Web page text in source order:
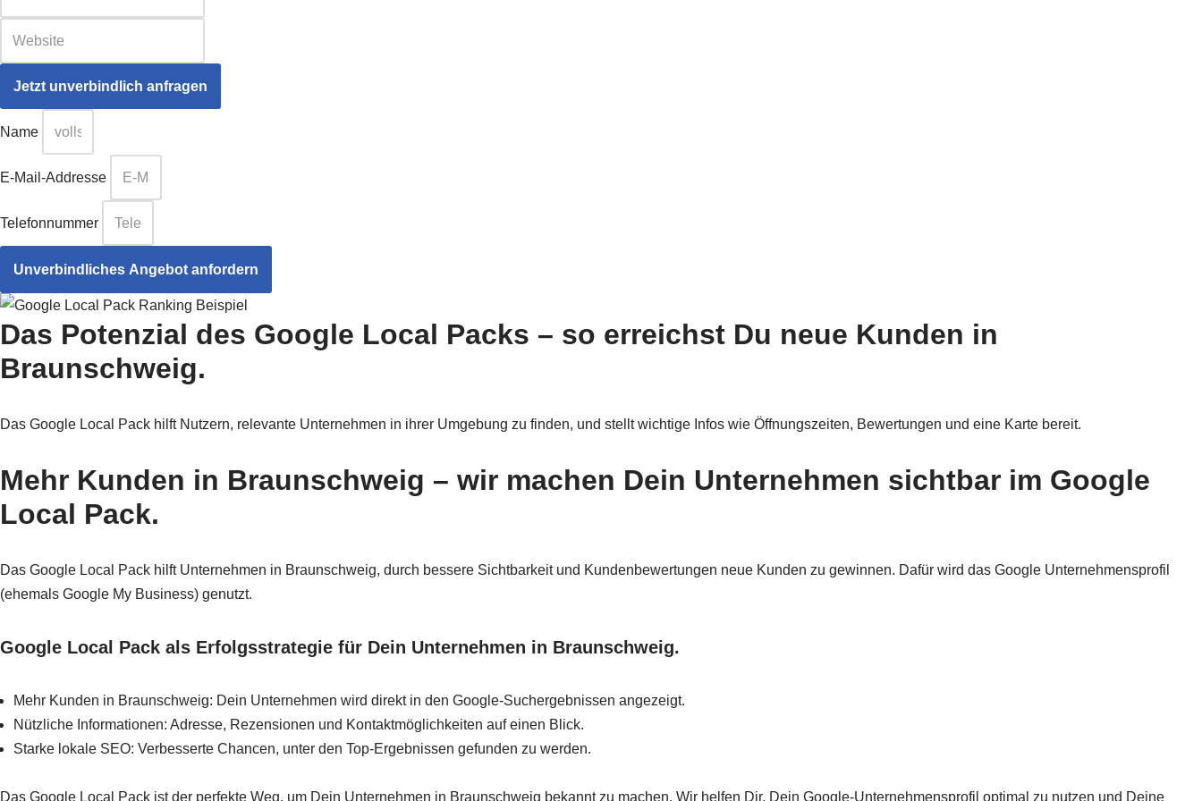
Name
E-Mail-Addresse
Telefonnummer
Unverbindliches Angebot anfordern
Das Potenzial des Google Local Packs – so erreichst Du neue Kunden in
Braunschweig.
Das Google Local Pack hilft Nutzern, relevante Unternehmen in ihrer Umgebung zu finden, und stellt wichtige Infos wie Öffnungszeiten, Bewertungen und eine Karte bereit.
Mehr Kunden in Braunschweig – wir machen Dein Unternehmen sichtbar im Google
Local Pack.
Das Google Local Pack hilft Unternehmen in Braunschweig, durch bessere Sichtbarkeit und Kundenbewertungen neue Kunden zu gewinnen. Dafür wird das Google Unternehmensprofil
(ehemals Google My Business) genutzt.
Google Local Pack als Erfolgsstrategie für Dein Unternehmen in Braunschweig.
Mehr Kunden in Braunschweig: Dein Unternehmen wird direkt in den Google-Suchergebnissen angezeigt.
Nützliche Informationen: Adresse, Rezensionen und Kontaktmöglichkeiten auf einen Blick.
Starke lokale SEO: Verbesserte Chancen, unter den Top-Ergebnissen gefunden zu werden.
Das Google Local Pack ist der perfekte Weg, um Dein Unternehmen in Braunschweig bekannt zu machen. Wir helfen Dir, Dein Google-Unternehmensprofil optimal zu nutzen und Deine